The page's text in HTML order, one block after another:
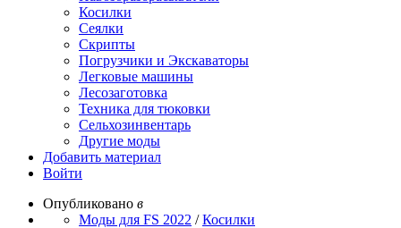
Косилки
Сеялки
Скрипты
Погрузчики и Экскаваторы
Легковые машины
Лесозаготовка
Техника для тюковки
Сельхозинвентарь
Другие моды
Добавить материал
Войти
Опубликовано в
Моды для FS 2022 /Косилки